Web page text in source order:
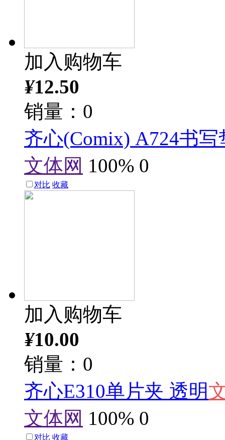
加入购物车
¥12.50
销量：0
齐心(Comix) A724书
文体网 100% 0
对比 收藏
加入购物车
¥10.00
销量：0
齐心E310单片夹 透明
文体网 100% 0
对比 收藏